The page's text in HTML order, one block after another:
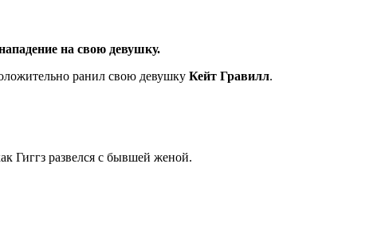
на свою девушку.
ранил свою девушку Кейт Гравилл.
Гиггз развелся с бывшей женой.